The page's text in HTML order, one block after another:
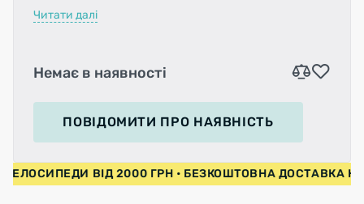
Читати далі
Немає в наявності
ПОВІДОМИТИ ПРО НАЯВНІСТЬ
ВЕЛОСИПЕДИ ВІД 2000 ГРН • БЕЗКОШТОВНА